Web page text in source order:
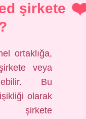
şirkete
ortaklığa,
veya
Bu
olarak
şirkete